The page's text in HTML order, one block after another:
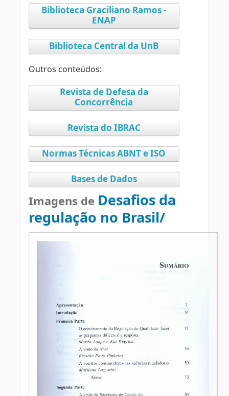
Biblioteca Graciliano Ramos -
ENAP
Biblioteca Central da UnB
Outros conteúdos:
Revista de Defesa da
Concorrência
Revista do IBRAC
Normas Técnicas ABNT e ISO
Bases de Dados
Imagens de Desafios da
regulação no Brasil/